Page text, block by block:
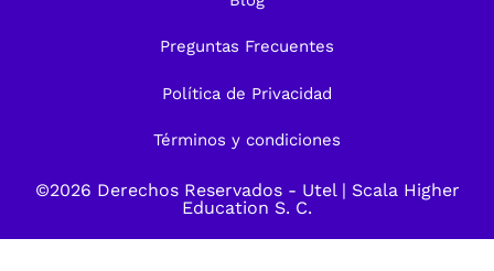
Preguntas Frecuentes
Política de Privacidad
Términos y condiciones
©2026 Derechos Reservados - Utel | Scala Higher
Education S. C.